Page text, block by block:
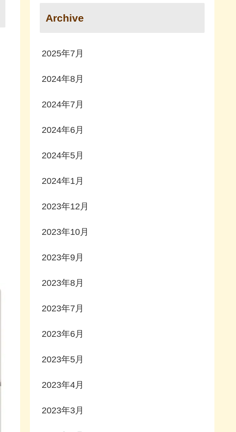
Archive
2025年7月
2024年8月
2024年7月
2024年6月
2024年5月
2024年1月
2023年12月
2023年10月
2023年9月
2023年8月
2023年7月
2023年6月
2023年5月
2023年4月
2023年3月